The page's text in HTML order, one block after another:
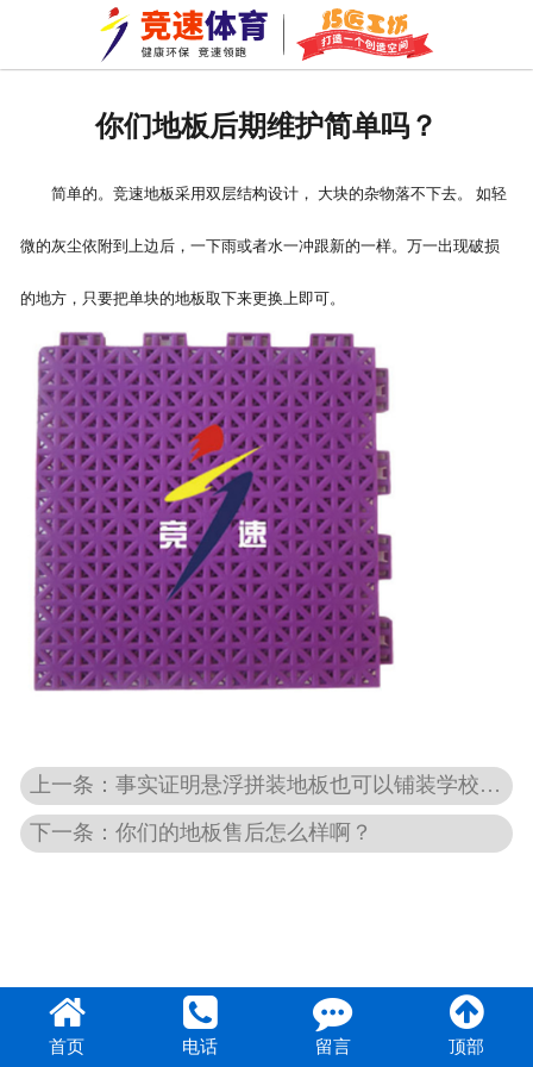
网站首页
成功案例
资质荣誉
公司环境
车间一角
团队风采
你们地板后期维护简单吗？
简单的。竞速地板采用双层结构设计， 大块的杂物落不下去。 如轻
微的灰尘依附到上边后，一下雨或者水一冲跟新的一样。万一出现破损
的地方，只要把单块的地板取下来更换上即可。
上一条：事实证明悬浮拼装地板也可以铺装学校跑道
下一条：你们的地板售后怎么样啊？
首页 电话 留言 顶部